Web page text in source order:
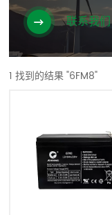
联系我们
1 找到的结果 "6FM8"